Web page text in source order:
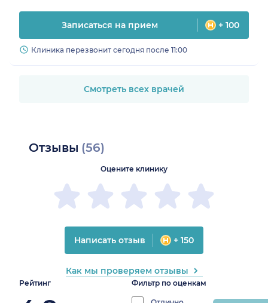
Записаться на прием + 100
Клиника перезвонит сегодня после 11:00
Смотреть всех врачей
Отзывы (56)
Рейтинг Фильтр по оценкам
Оцените клинику
Написать отзыв + 150
Как мы проверяем отзывы